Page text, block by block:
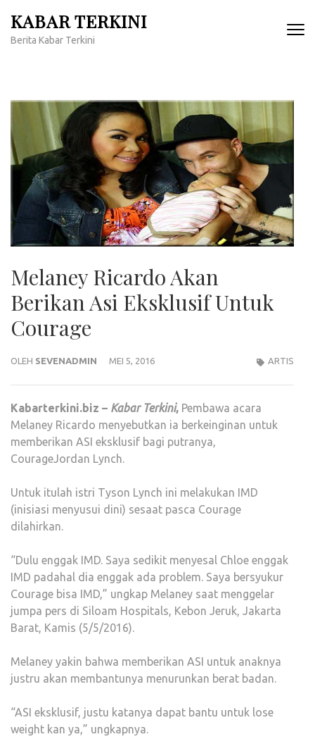
konten
KABAR TERKINI
Berita Kabar Terkini
Melaney Ricardo Akan
Berikan Asi Eksklusif Untuk
Courage
OLEH SEVENADMIN MEI 5, 2016 ARTIS
Kabarterkini.biz – Kabar Terkini, Pembawa acara
Melaney Ricardo menyebutkan ia berkeinginan untuk
memberikan ASI eksklusif bagi putranya,
CourageJordan Lynch.
Untuk itulah istri Tyson Lynch ini melakukan IMD
(inisiasi menyusui dini) sesaat pasca Courage
dilahirkan.
“Dulu enggak IMD. Saya sedikit menyesal Chloe enggak
IMD padahal dia enggak ada problem. Saya bersyukur
Courage bisa IMD,” ungkap Melaney saat menggelar
jumpa pers di Siloam Hospitals, Kebon Jeruk, Jakarta
Barat, Kamis (5/5/2016).
Melaney yakin bahwa memberikan ASI untuk anaknya
justru akan membantunya menurunkan berat badan.
“ASI eksklusif, justu katanya dapat bantu untuk lose
weight kan ya,” ungkapnya.